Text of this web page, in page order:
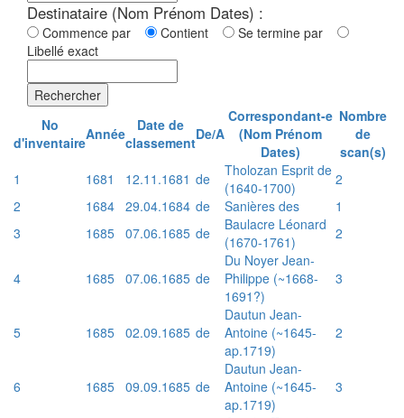
Destinataire (Nom Prénom Dates) :
Commence par Contient
Se termine par
Libellé exact
Rechercher
No
d'inventaireAnnée
Date de
classementDe/A
Correspondant-e
(Nom Prénom
Dates)
Nombre
de
scan(s)
1
1681 12.11.1681 de
Tholozan Esprit de
(1640-1700)
2
2
1684 29.04.1684 de Sanières des
1
3
1685 07.06.1685 de
Baulacre Léonard
(1670-1761)
2
4 1685 07.06.1685 de
Du Noyer Jean-
Philippe (~1668-
1691?)
3
5 1685 02.09.1685 de
Dautun Jean-
Antoine (~1645-
ap.1719)
2
6 1685 09.09.1685 de
Dautun Jean-
Antoine (~1645-
ap.1719)
3